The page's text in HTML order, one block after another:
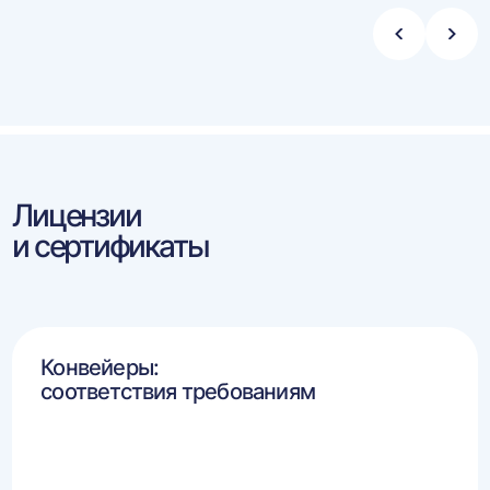
Стрелка
Лицензии
и сертификаты
Конвейеры:
соответствия требованиям